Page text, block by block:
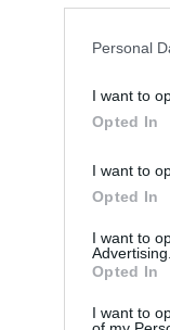
Personal
I want to
Opted In
I want to
Opted In
I want to
Advertising.
Opted In
I want to